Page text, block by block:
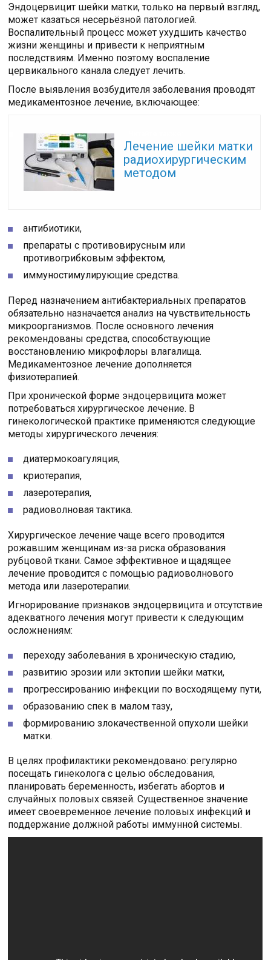
Эндоцервицит шейки матки, только на первый взгляд,
может казаться несерьёзной патологией.
Воспалительный процесс может ухудшить качество
жизни женщины и привести к неприятным
последствиям. Именно поэтому воспаление
цервикального канала следует лечить.
После выявления возбудителя заболевания проводят
медикаментозное лечение, включающее:
Лечение шейки матки
радиохирургическим
методом
антибиотики,
препараты с противовирусным или
противогрибковым эффектом,
иммуностимулирующие средства.
Перед назначением антибактериальных препаратов
обязательно назначается анализ на чувствительность
микроорганизмов. После основного лечения
рекомендованы средства, способствующие
восстановлению микрофлоры влагалища.
Медикаментозное лечение дополняется
физиотерапией.
При хронической форме эндоцервицита может
потребоваться хирургическое лечение. В
гинекологической практике применяются следующие
методы хирургического лечения:
диатермокоагуляция,
криотерапия,
лазеротерапия,
радиоволновая тактика.
Хирургическое лечение чаще всего проводится
рожавшим женщинам из-за риска образования
рубцовой ткани. Самое эффективное и щадящее
лечение проводится с помощью радиоволнового
метода или лазеротерапии.
Игнорирование признаков эндоцервицита и отсутствие
адекватного лечения могут привести к следующим
осложнениям:
переходу заболевания в хроническую стадию,
развитию эрозии или эктопии шейки матки,
прогрессированию инфекции по восходящему пути,
образованию спек в малом тазу,
формированию злокачественной опухоли шейки
матки.
В целях профилактики рекомендовано: регулярно
посещать гинеколога с целью обследования,
планировать беременность, избегать абортов и
случайных половых связей. Существенное значение
имеет своевременное лечение половых инфекций и
поддержание должной работы иммунной системы.